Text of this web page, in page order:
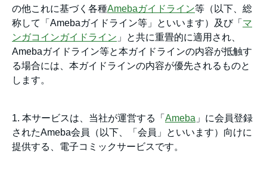
の他これに基づく各種Amebaガイドライン等（以下、総
称して「Amebaガイドライン等」といいます）及び「 マ
ンガコインガイドライン 」と共に重畳的に適用され、
Amebaガイドライン等と本ガイドラインの内容が抵触す
る場合には、本ガイドラインの内容が優先されるものと
します。
1. 本サービスは、当社が運営する「 Ameba 」に会員登録
されたAmeba会員（以下、「会員」といいます）向けに
提供する、電子コミックサービスです。